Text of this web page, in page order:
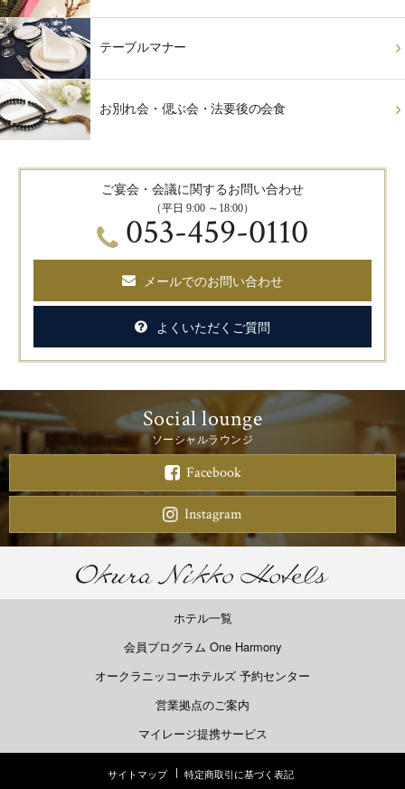
テーブルマナー
お別れ会・偲ぶ会・法要後の会食
ご宴会・会議に関するお問い合わせ
（平日 9:00 ～18:00）
053-459-0110
メールでのお問い合わせ
よくいただくご質問
Social lounge
ソーシャルラウンジ
Facebook
Instagram
ホテル一覧
会員プログラム One Harmony
オークラニッコーホテルズ 予約センター
営業拠点のご案内
マイレージ提携サービス
サイトマップ 特定商取引に基づく表記